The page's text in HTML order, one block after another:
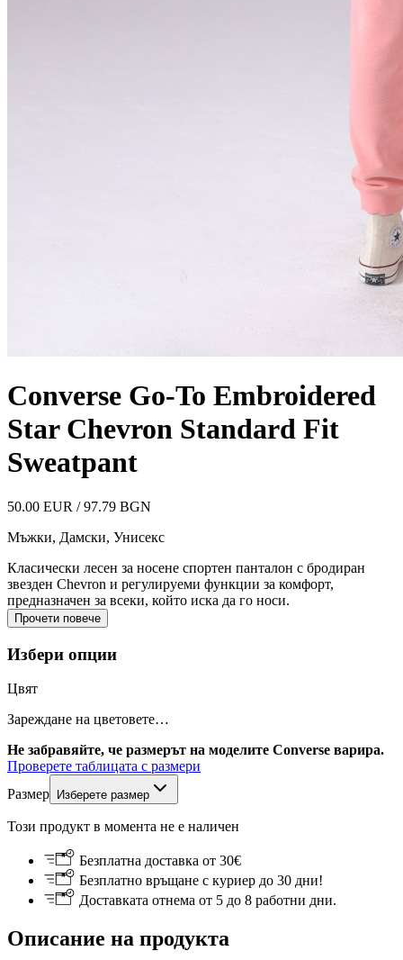
Converse Go-To Embroidered
Star Chevron Standard Fit
Sweatpant
50.00 EUR / 97.79 BGN
Мъжки, Дамски, Унисекс
Класически лесен за носене спортен панталон с бродиран
звезден Chevron и регулируеми функции за комфорт,
предназначен за всеки, който иска да го носи.
Прочети повече
Избери опции
Цвят
Зареждане на цветовете…
Не забравяйте, че размерът на моделите Converse варира.
Проверете таблицата с размери
Размер
Изберете размер
Този продукт в момента не е наличен
Безплатна доставка от 30€
Безплатно връщане с куриер до 30 дни!
Доставката отнема от 5 до 8 работни дни.
Описание на продукта